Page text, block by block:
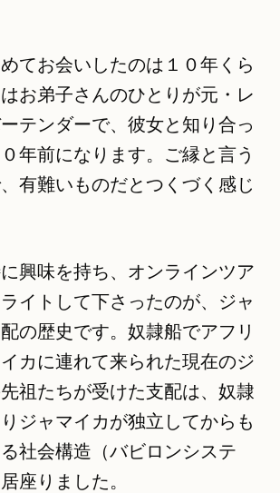
てお会いしたのは１０年くら
お弟子さんのひとりが元・レ
テンダーで、彼女と知り合っ
年前になります。ご縁と言う
有難いものだとつくづく感じ
興味を持ち、オンラインツア
イトして下さったのが、ジャ
の歴史です。奴隷船でアフリ
カに連れて来られた現在のジ
祖たちが受けた支配は、奴隷
ジャマイカが独立してからも
社会構造（バビロンシステ
座りました。